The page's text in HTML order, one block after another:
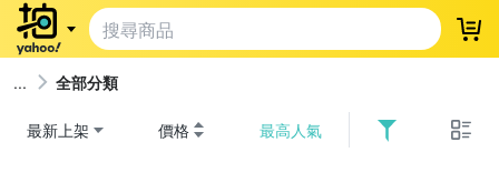
登
全部分類
最新上架 價格 最高人氣